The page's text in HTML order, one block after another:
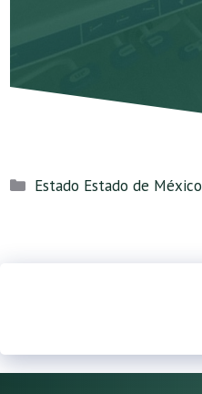
Categorías
Estado Estado de México